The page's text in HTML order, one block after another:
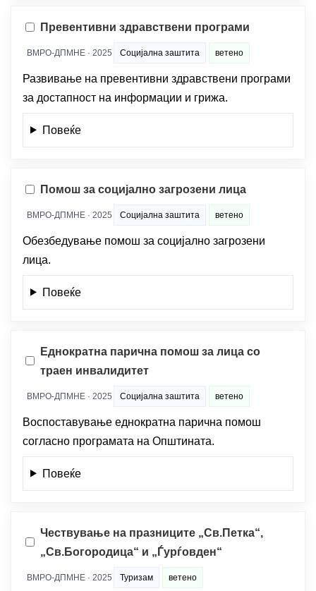
Превентивни здравствени програми
ВМРО-ДПМНЕ · 2025 Социјална заштита ветено
Развивање на превентивни здравствени програми
за достапност на информации и грижа.
Повеќе
Помош за социјално загрозени лица
ВМРО-ДПМНЕ · 2025 Социјална заштита ветено
Обезбедување помош за социјално загрозени
лица.
Повеќе
Еднократна парична помош за лица со
траен инвалидитет
ВМРО-ДПМНЕ · 2025 Социјална заштита ветено
Воспоставување еднократна парична помош
согласно програмата на Општината.
Повеќе
Чествување на празниците „Св.Петка“,
„Св.Богородица“ и „Ѓурѓовден“
ВМРО-ДПМНЕ · 2025 Туризам ветено